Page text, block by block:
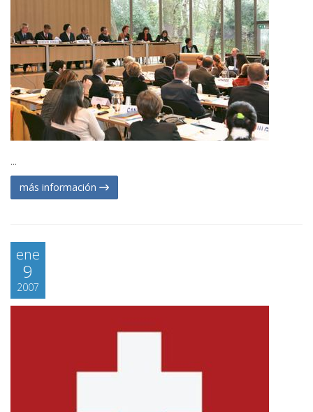
...
más información
ene
9
2007